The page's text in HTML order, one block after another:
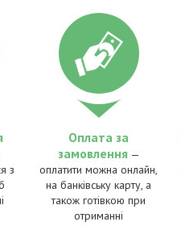
з
Оплата за
замовлення —
оплатити можна онлайн,
на банківську карту, а
також готівкою при
отриманні